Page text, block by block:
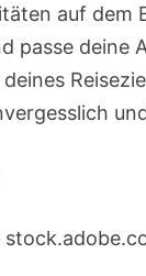
auf dem
passe deine